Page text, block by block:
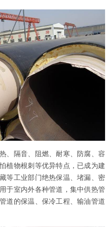
、隔音、阻燃、耐寒、防腐、容
植物根刺等优异特点，已成为建
等工业部门绝热保温、堵漏、密
于室内外各种管道，集中供热管
道的保温、保冷工程、输油管道